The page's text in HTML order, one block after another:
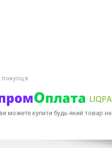
покупця
можете купити будь-який товар не